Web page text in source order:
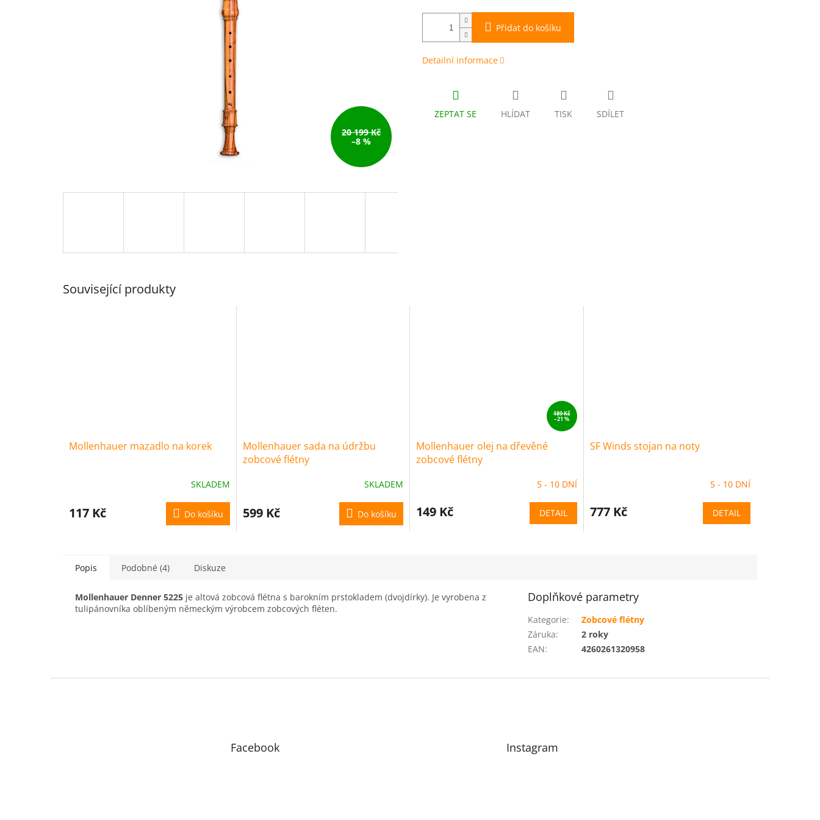
20 199 Kč
–8 %
Přidat do košíku
Detailní informace
TISK
ZEPTAT SE HLÍDAT SDÍLET
Související produkty
Mollenhauer mazadlo na korek
SKLADEM
117 Kč Do košíku
Mollenhauer sada na údržbu
zobcové flétny
SKLADEM
599 Kč Do košíku
189 Kč
–21 %
Mollenhauer olej na dřevěné
zobcové flétny
5 - 10 DNÍ
149 Kč DETAIL
SF Winds stojan na noty
5 - 10 DNÍ
777 Kč DETAIL
Popis Podobné (4) Diskuze
Mollenhauer Denner 5225 je altová zobcová flétna s barokním prstokladem (dvojdírky). Je vyrobena z
tulipánovníka oblíbeným německým výrobcem zobcových fléten.
Doplňkové parametry
Kategorie:
Zobcové flétny
Záruka:
2 roky
EAN: 4260261320958
Facebook Instagram